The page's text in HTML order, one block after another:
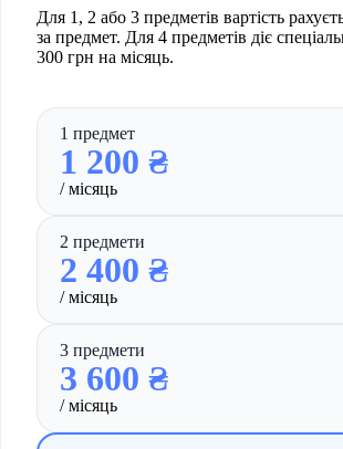
Для 1, 2 або 3 предметів вартість
за предмет. Для 4 предметів діє
300 грн на місяць.
1 предмет
1 200 ₴
/ місяць
2 предмети
2 400 ₴
/ місяць
3 предмети
3 600 ₴
/ місяць